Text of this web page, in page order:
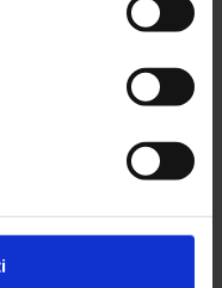
Sezione di